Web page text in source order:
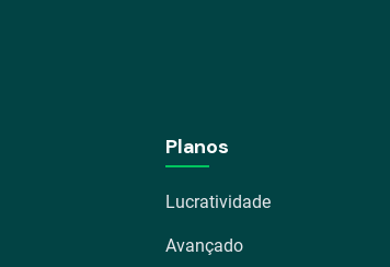
Planos
Lucratividade
Avançado